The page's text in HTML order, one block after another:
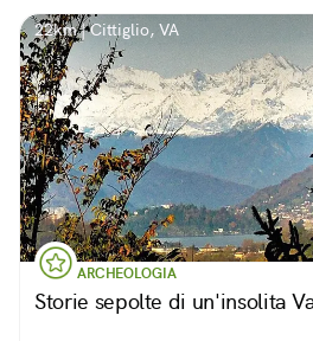
22km | Cittiglio, VA
ARCHEOLOGIA
Storie sepolte di un'insolita